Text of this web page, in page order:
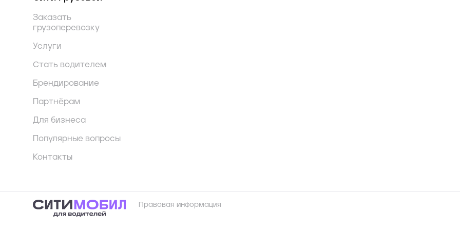
Заказать
грузоперевозку
Услуги
Стать водителем
Брендирование
Партнёрам
Для бизнеса
Популярные вопросы
Контакты
Правовая информация